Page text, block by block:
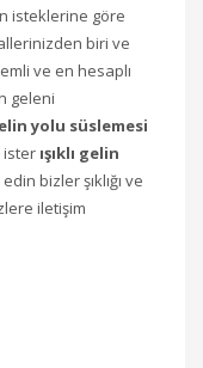
isteklerine göre
biri ve
ve en hesaplı
geleni
yolu süslemesi
ister ışıklı gelin
bizler şıklığı ve
iletişim